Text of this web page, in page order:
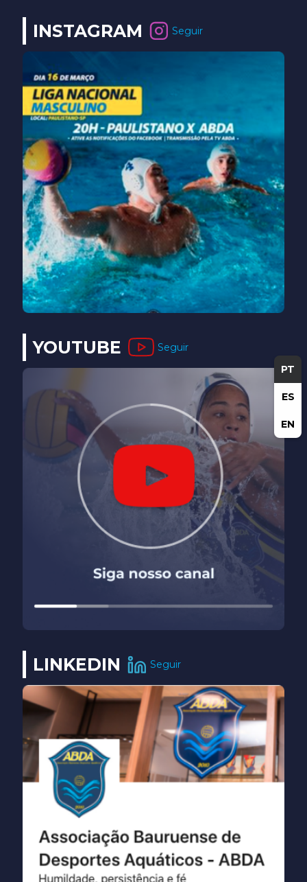
PT
ES
EN
INSTAGRAM Seguir
YOUTUBE Seguir
LINKEDIN Seguir